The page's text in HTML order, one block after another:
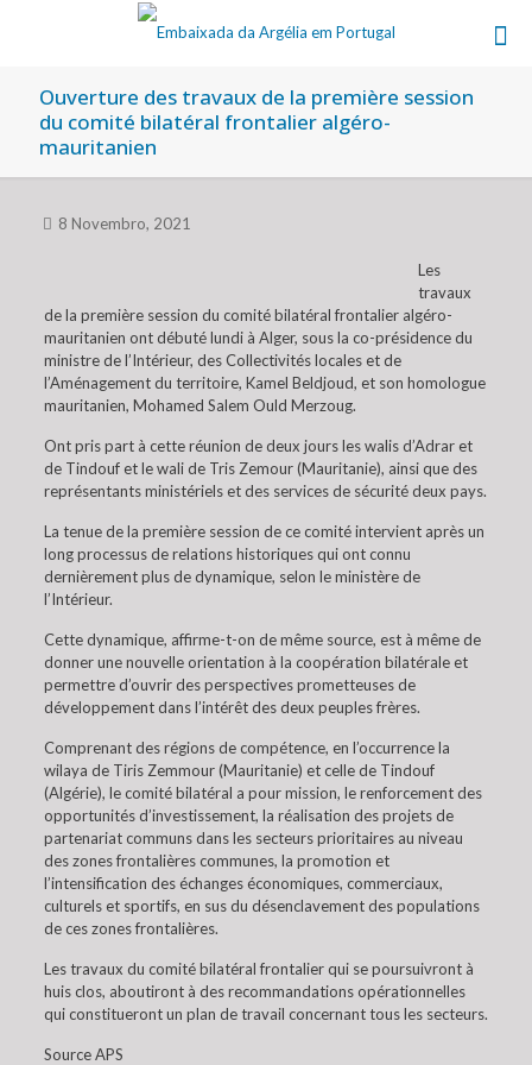
Ouverture des travaux de la première session
du comité bilatéral frontalier algéro-
mauritanien
8 Novembro, 2021
Les
travaux
de la première session du comité bilatéral frontalier algéro-
mauritanien ont débuté lundi à Alger, sous la co-présidence du
ministre de l’Intérieur, des Collectivités locales et de
l’Aménagement du territoire, Kamel Beldjoud, et son homologue
mauritanien, Mohamed Salem Ould Merzoug.
Ont pris part à cette réunion de deux jours les walis d’Adrar et
de Tindouf et le wali de Tris Zemour (Mauritanie), ainsi que des
représentants ministériels et des services de sécurité deux pays.
La tenue de la première session de ce comité intervient après un
long processus de relations historiques qui ont connu
dernièrement plus de dynamique, selon le ministère de
l’Intérieur.
Cette dynamique, affirme-t-on de même source, est à même de
donner une nouvelle orientation à la coopération bilatérale et
permettre d’ouvrir des perspectives prometteuses de
développement dans l’intérêt des deux peuples frères.
Comprenant des régions de compétence, en l’occurrence la
wilaya de Tiris Zemmour (Mauritanie) et celle de Tindouf
(Algérie), le comité bilatéral a pour mission, le renforcement des
opportunités d’investissement, la réalisation des projets de
partenariat communs dans les secteurs prioritaires au niveau
des zones frontalières communes, la promotion et
l’intensification des échanges économiques, commerciaux,
culturels et sportifs, en sus du désenclavement des populations
de ces zones frontalières.
Les travaux du comité bilatéral frontalier qui se poursuivront à
huis clos, aboutiront à des recommandations opérationnelles
qui constitueront un plan de travail concernant tous les secteurs.
Source APS